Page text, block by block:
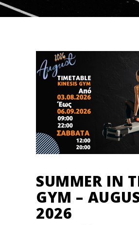
SUMMER IN
GYM –
2026